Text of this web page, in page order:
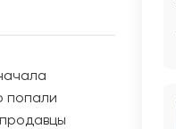
попали